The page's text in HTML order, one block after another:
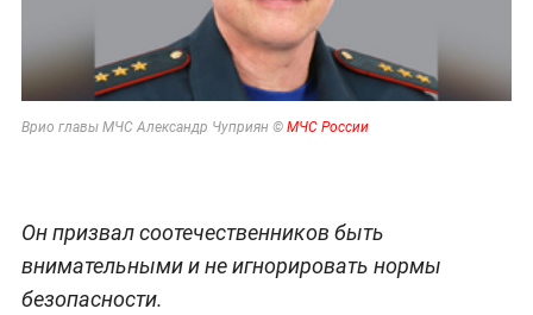
Врио главы МЧС Александр Чуприян © МЧС России
Он призвал соотечественников быть
внимательными и не игнорировать нормы
безопасности.